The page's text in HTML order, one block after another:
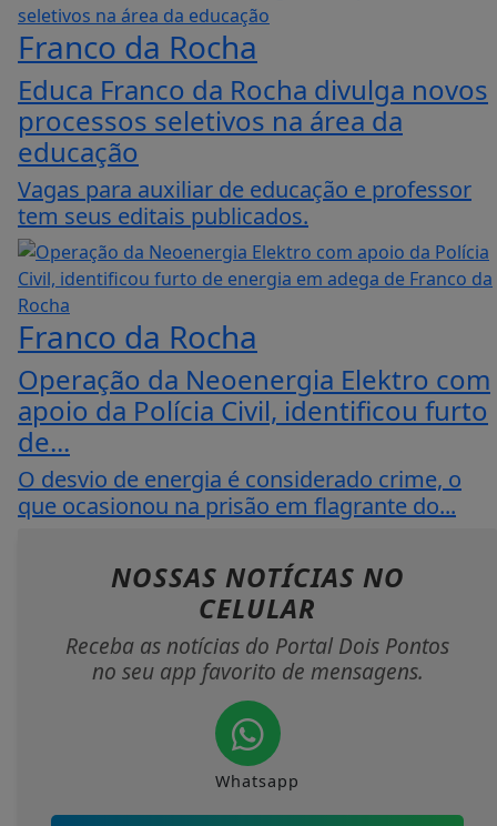
Franco da Rocha
Educa Franco da Rocha divulga novos
processos seletivos na área da
educação
Vagas para auxiliar de educação e professor
tem seus editais publicados.
Franco da Rocha
Operação da Neoenergia Elektro com
apoio da Polícia Civil, identificou furto
de...
O desvio de energia é considerado crime, o
que ocasionou na prisão em flagrante do...
NOSSAS NOTÍCIAS NO
CELULAR
Receba as notícias do Portal Dois Pontos
no seu app favorito de mensagens.
Whatsapp